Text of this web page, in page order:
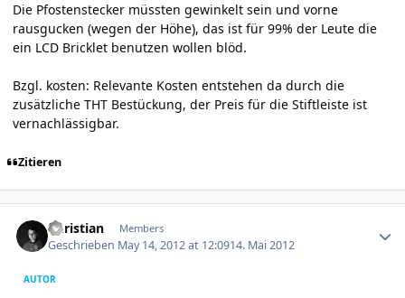
Die Pfostenstecker müssten gewinkelt sein und vorne
rausgucken (wegen der Höhe), das ist für 99% der Leute die
ein LCD Bricklet benutzen wollen blöd.
Bzgl. kosten: Relevante Kosten entstehen da durch die
zusätzliche THT Bestückung, der Preis für die Stiftleiste ist
vernachlässigbar.
Zitieren
Christian Members
Geschrieben May 14, 2012 at 12:0914. Mai 2012
AUTOR